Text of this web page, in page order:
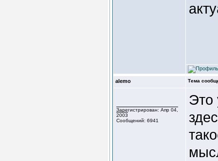
alemo Тема
Зарегистрирован: Апр 04,
2003
Сообщений: 6941
Это